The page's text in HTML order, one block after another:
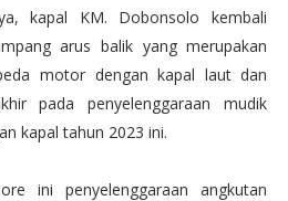
kapal KM. Dobonsolo kembali
arus balik yang merupakan
motor dengan kapal laut dan
pada penyelenggaraan mudik
kapal tahun 2023 ini.
ini penyelenggaraan angkutan